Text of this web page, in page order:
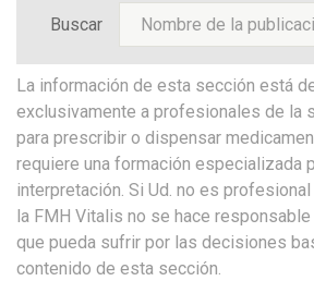
Buscar
La información de esta sección está
exclusivamente a profesionales de la
para prescribir o dispensar
requiere una formación especializada
interpretación. Si Ud. no es
la FMH Vitalis no se hace
que pueda sufrir por las decisiones
contenido de esta sección.